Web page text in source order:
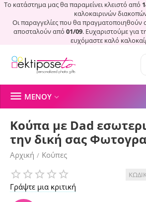
Το κατάστημα μας θα παραμείνει κλειστό από
καλοκαιρινών
Οι παραγγελίες που θα πραγματοποιηθούν
αποσταλούν από 01/09. Ευχαριστούμε για
ευχόμαστε καλό
 ΜΕΝΟΎ 
Κούπα με Dad
την δική σας
Αρχική / Κούπες
Γράψτε μια κριτική
28%